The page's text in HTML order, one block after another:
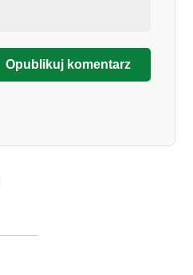
Opublikuj komentarz